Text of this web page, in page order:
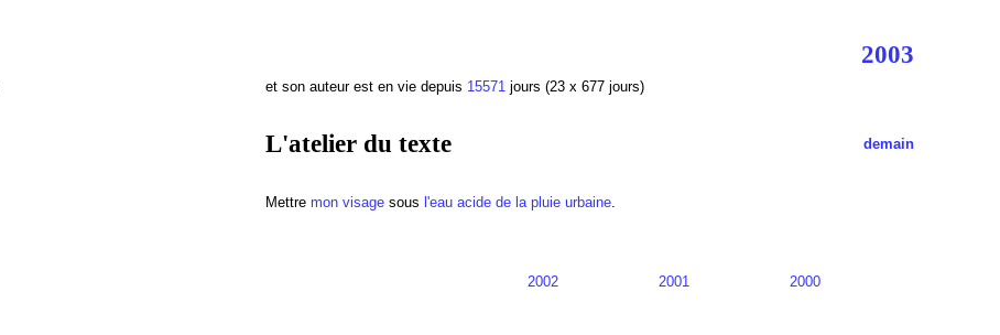
2003
et son auteur est en vie depuis 15571jours (23 x 677 jours)
L'atelier du texte demain
Mettre mon visagesous l'eau acide de la pluie urbaine.
2002 2001 2000